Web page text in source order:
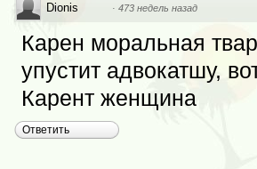
Dionis · 473 недель назад
Карен моральная
упустит адвокатшу,
Карент женщина
Ответить